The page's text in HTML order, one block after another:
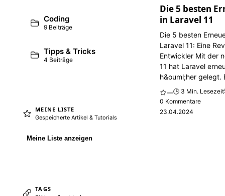
Coding
9 Beiträge
Tipps & Tricks
4 Beiträge
MEINE LISTE
Gespeicherte Artikel & Tutorials
Meine Liste anzeigen
TAGS
Die 5 besten
in Laravel 11
Die 5 besten
Laravel 11: Eine
Entwickler Mit der
11 hat Laravel
h&ouml;her gelegt.
—🕒 3 Min. Lesezeit
0 Kommentare
23.04.2024